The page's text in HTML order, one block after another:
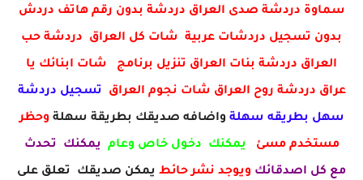
سماوة دردشة صدى العراق دردشة بدون رقم هاتف دردش
بدون تسجيل دردشات عربية شات كل العراق دردشة حب
العراق دردشة بنات العراق تنزيل برنامج شات ابنائك يا
عراق دردشة روح العراق شات نجوم العراق تسجيل دردشة
سهل بطريقه سهلة واضافه صديقك بطريقة سهلة وحظر
مستخدم مسئ يمكنك دخول خاص وعام يمكنك تحدث
مع كل اصدقائك ويوجد نشر حائط يمكن صديقك تعلق على